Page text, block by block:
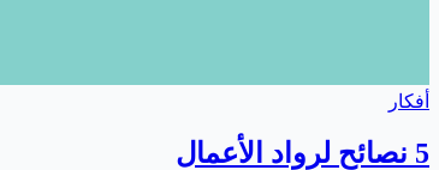
أفكار
5 نصائح لرواد الأعمال